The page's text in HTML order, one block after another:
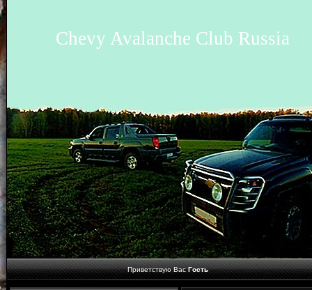
Chevy Avalanche Club Russia
Приветствую Вас Гость